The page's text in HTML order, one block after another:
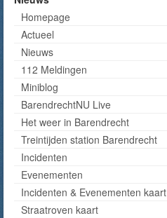
Homepage
Actueel
Nieuws
112 Meldingen
Miniblog
BarendrechtNU Live
Het weer in Barendrecht
Treintijden station Barendrecht
Incidenten
Evenementen
Incidenten & Evenementen kaart
Straatroven kaart